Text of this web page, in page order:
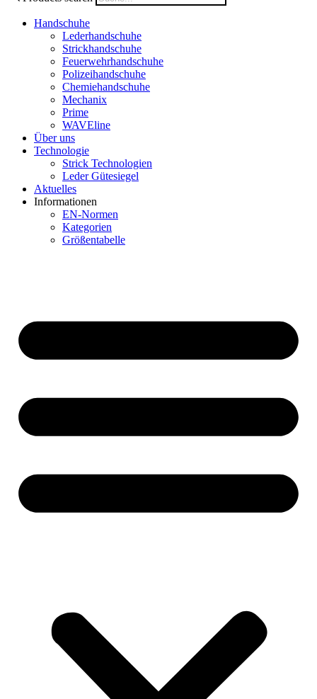
Handschuhe
Lederhandschuhe
Strickhandschuhe
Feuerwehrhandschuhe
Polizeihandschuhe
Chemiehandschuhe
Mechanix
Prime
WAVEline
Über uns
Technologie
Strick Technologien
Leder Gütesiegel
Aktuelles
Informationen
EN-Normen
Kategorien
Größentabelle